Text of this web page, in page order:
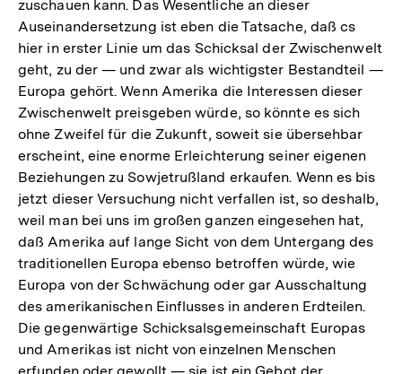
zuschauen kann. Das Wesentliche an dieser
Auseinandersetzung ist eben die Tatsache, daß cs
hier in erster Linie um das Schicksal der Zwischenwelt
geht, zu der — und zwar als wichtigster Bestandteil —
Europa gehört. Wenn Amerika die Interessen dieser
Zwischenwelt preisgeben würde, so könnte es sich
ohne Zweifel für die Zukunft, soweit sie übersehbar
erscheint, eine enorme Erleichterung seiner eigenen
Beziehungen zu Sowjetrußland erkaufen. Wenn es bis
jetzt dieser Versuchung nicht verfallen ist, so deshalb,
weil man bei uns im großen ganzen eingesehen hat,
daß Amerika auf lange Sicht von dem Untergang des
traditionellen Europa ebenso betroffen würde, wie
Europa von der Schwächung oder gar Ausschaltung
des amerikanischen Einflusses in anderen Erdteilen.
Die gegenwärtige Schicksalsgemeinschaft Europas
und Amerikas ist nicht von einzelnen Menschen
erfunden oder gewollt — sie ist ein Gebot der